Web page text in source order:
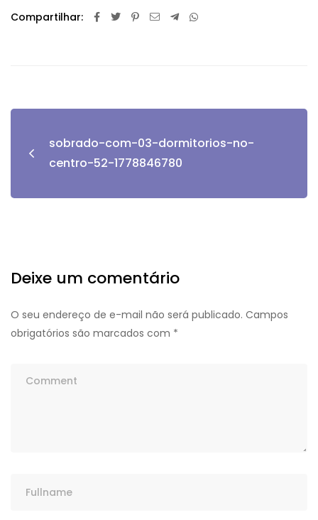
Compartilhar:
sobrado-com-03-dormitorios-no-
centro-52-1778846780
Deixe um comentário
O seu endereço de e-mail não será publicado. Campos
obrigatórios são marcados com *